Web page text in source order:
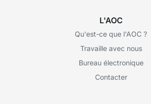
L'AOC
Qu'est-ce que l'AOC ?
Travaille avec nous
Bureau électronique
Contacter